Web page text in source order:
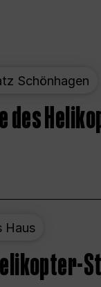
Schönhagen
des
Haus